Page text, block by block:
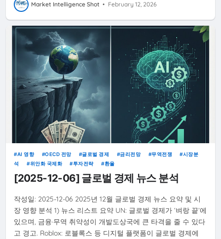
Market Intelligence Shot • February 12, 2026
AI 영향 OECD 전망 글로벌 경제 금리전망 무역전쟁
시장분
석
위안화 국제화 투자전략 환율
[2025-12-06] 글로벌 경제 뉴스 분석
작성일: 2025-12-06 2025년 12월 글로벌 경제 뉴스 요약 및 시
장 영향 분석 1) 뉴스 리스트 요약 UN: 글로벌 경제가 ‘벼랑 끝’에
있으며, 금융·무역 취약성이 개발도상국에 큰 타격을 줄 수 있다
고 경고. Roblox: 로블록스 등 디지털 플랫폼이 글로벌 경제에